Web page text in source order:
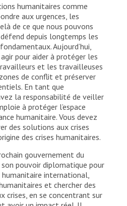
humanitaires comme
aux urgences, les
de ce que nous pouvons
depuis longtemps les
Aujourd’hui,
pour aider à protéger les
et les travailleuses
de conflit et préserver
En tant que
la responsabilité de veiller
à protéger l’espace
humanitaire. Vous devez
des solutions aux crises
des crises humanitaires.
gouvernement du
pouvoir diplomatique pour
international,
et chercher des
crises, en se concentrant sur